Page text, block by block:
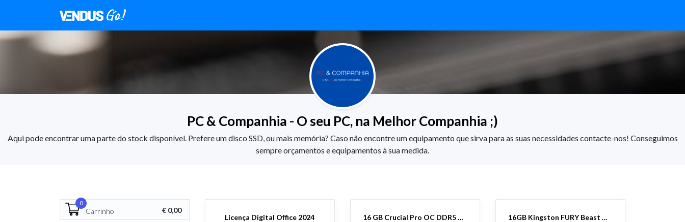
PC & Companhia - O seu PC, na Melhor Companhia ;)
Aqui pode encontrar uma parte do stock disponível. Prefere um disco SSD, ou mais memória? Caso não encontre um equipamento que sirva para as suas necessidades contacte-nos! Conseguimos
sempre orçamentos e equipamentos à sua medida.
0
Carrinho € 0,00
Licença Digital Office 2024 16 GB Crucial Pro OC DDR5 6000MHz 32GB kit 2x16GB CL36 Intel XMP 3.0 e AMD EXPO Brancas 16GB Kingston FURY Beast DDR5 RGB 6000MHz 16GB CL36 AMD EXPO